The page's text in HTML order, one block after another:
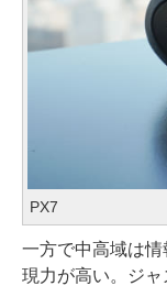
PX7
一方で中高域は
現力が高い。ジ